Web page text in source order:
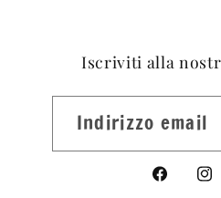
Iscriviti alla
Indirizzo email
Facebook